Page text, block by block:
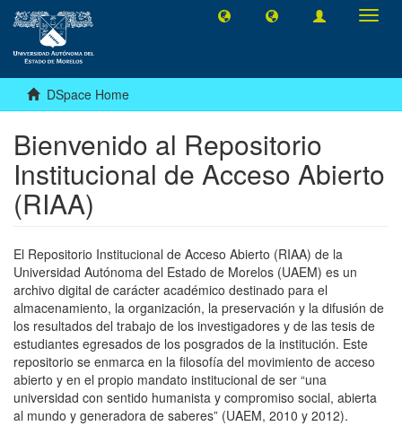
DSpace Home
Bienvenido al Repositorio
Institucional de Acceso Abierto
(RIAA)
El Repositorio Institucional de Acceso Abierto (RIAA) de la
Universidad Autónoma del Estado de Morelos (UAEM) es un
archivo digital de carácter académico destinado para el
almacenamiento, la organización, la preservación y la difusión de
los resultados del trabajo de los investigadores y de las tesis de
estudiantes egresados de los posgrados de la institución. Este
repositorio se enmarca en la filosofía del movimiento de acceso
abierto y en el propio mandato institucional de ser “una
universidad con sentido humanista y compromiso social, abierta
al mundo y generadora de saberes” (UAEM, 2010 y 2012).